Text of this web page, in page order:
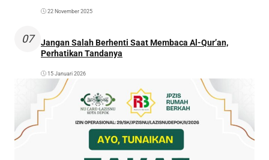
22 November 2025
07
Jangan Salah Berhenti Saat Membaca Al-Qur’an,
Perhatikan Tandanya
15 Januari 2026